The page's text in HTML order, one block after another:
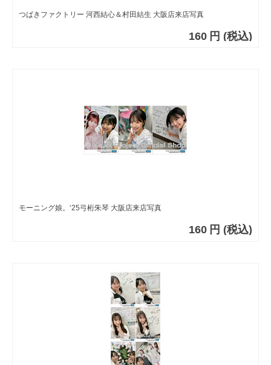
つばきファクトリー 河西結心＆村田結生 大阪店来店写真
160 円 (税込)
モーニング娘。‘25弓桁朱琴 大阪店来店写真
160 円 (税込)